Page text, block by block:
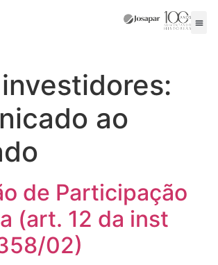
ao
de Participação
(art. 12 da inst
02)